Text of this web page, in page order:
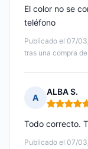
Publicado el 07/
tras una compra
El color no se
teléfono
A
ALBA S.
Nota: 5 de
Publicado el 07/
Todo correcto.